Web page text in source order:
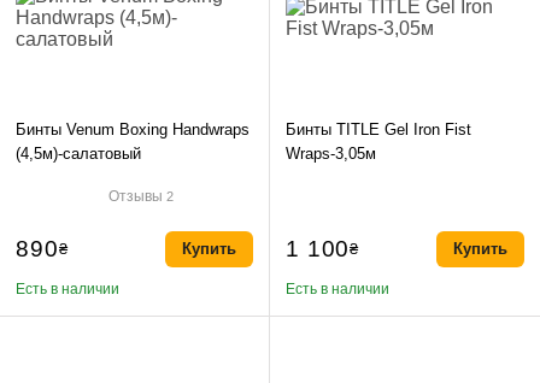
Бинты Venum Boxing Handwraps
(4,5м)-салатовый
Отзывы2
890₴
Есть в наличии
Купить
Бинты TITLE Gel Iron Fist
Wraps-3,05м
1 100₴
Есть в наличии
Купить